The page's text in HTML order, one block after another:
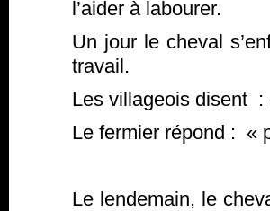
l’aider à labourer.
Un jour le cheval
travail.
Les villageois disent :
Le fermier répond : «
Le lendemain, le